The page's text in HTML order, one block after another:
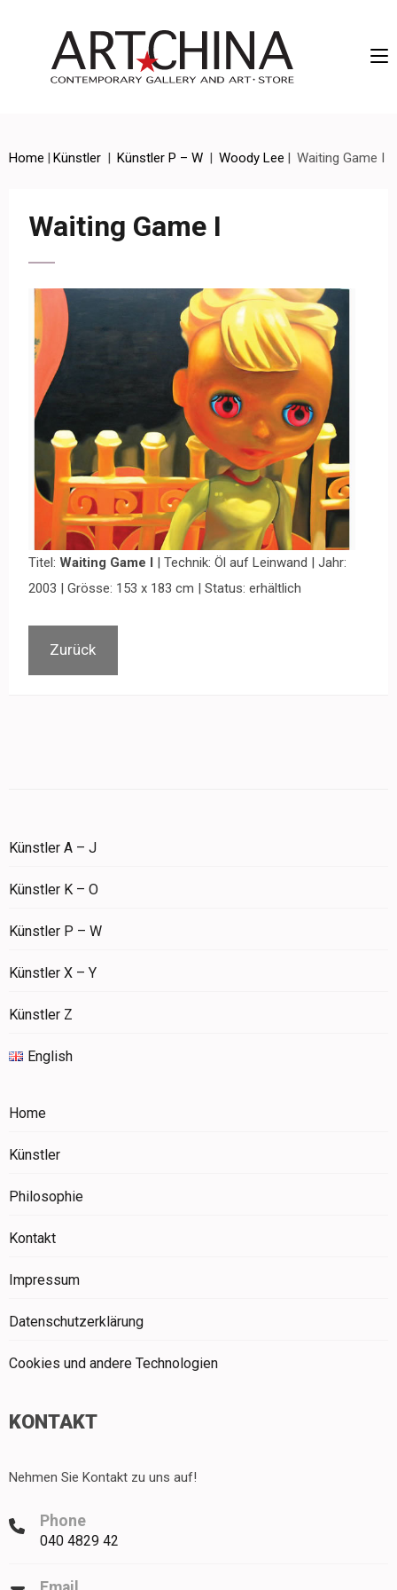
Home | Künstler | Künstler P – W | Woody Lee | Waiting Game I
Waiting Game I
Titel: Waiting Game I | Technik: Öl auf Leinwand | Jahr:
2003 | Grösse: 153 x 183 cm | Status: erhältlich
Zurück
Künstler A – J
Künstler K – O
Künstler P – W
Künstler X – Y
Künstler Z
English
Home
Künstler
Philosophie
Kontakt
Impressum
Datenschutzerklärung
Cookies und andere Technologien
KONTAKT
Nehmen Sie Kontakt zu uns auf!
Phone
040 4829 42